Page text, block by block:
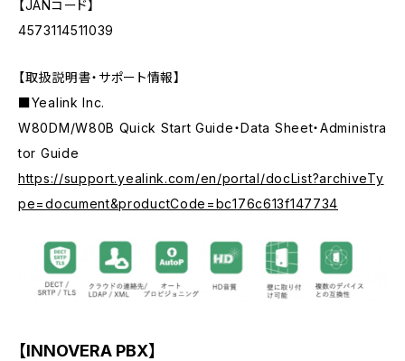
【JANコード】
4573114511039
【取扱説明書・サポート情報】
■Yealink Inc.
W80DM/W80B Quick Start Guide・Data Sheet・Administra
tor Guide
https://support.yealink.com/en/portal/docList?archiveTy
pe=document&productCode=bc176c613f147734
【INNOVERA PBX】